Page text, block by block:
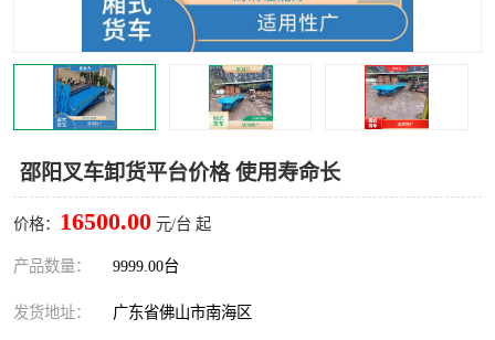
邵阳叉车卸货平台价格 使用寿命长
价格： 16500.00 元/台 起
产品数量： 9999.00台
发货地址： 广东省佛山市南海区